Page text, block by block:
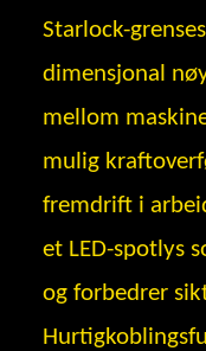
Starlock-
dimensjonal
mellom
mulig
fremdrift i
et LED-spotlys
og forbedrer